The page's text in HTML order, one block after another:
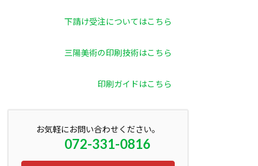
下請け受注についてはこちら
三陽美術の印刷技術はこちら
印刷ガイドはこちら
お気軽にお問い合わせください。
072-331-0816